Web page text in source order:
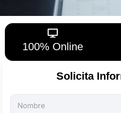
100% Online
Solicita
Todos
los